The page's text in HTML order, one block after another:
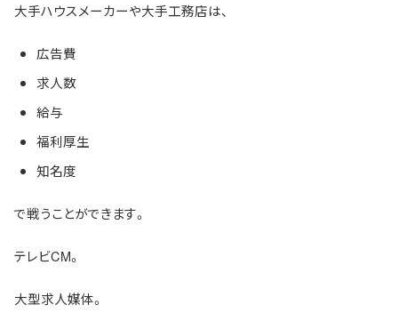
大手ハウスメーカーや大手工務店は、
広告費
求人数
給与
福利厚生
知名度
で戦うことができます。
テレビCM。
大型求人媒体。